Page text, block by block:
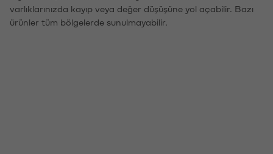
varlıklarınızda kayıp veya değer düşüşüne yol açabilir. Bazı
ürünler tüm bölgelerde sunulmayabilir.